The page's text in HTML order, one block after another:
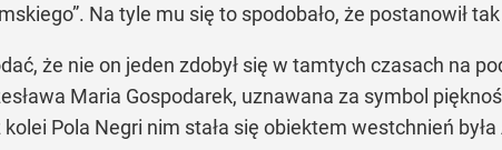
Na tyle mu się to spodobało, że postanowił
że nie on jeden zdobył się w tamtych czasach na
Maria Gospodarek, uznawana za symbol
Pola Negri nim stała się obiektem westchnień była